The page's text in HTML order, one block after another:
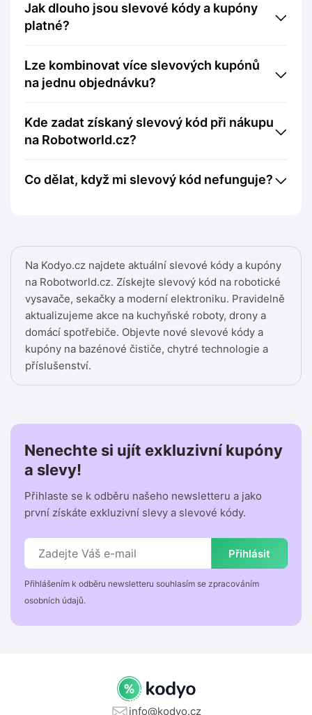
Na Kodyo.cz najdete aktuální slevové kódy a kupóny
na Robotworld.cz. Získejte slevový kód na robotické
vysavače, sekačky a moderní elektroniku. Pravidelně
aktualizujeme akce na kuchyňské roboty, drony a
domácí spotřebiče. Objevte nové slevové kódy a
kupóny na bazénové čističe, chytré technologie a
příslušenství.
Jak dlouho jsou slevové kódy a kupóny
platné?
Lze kombinovat více slevových kupónů
na jednu objednávku?
Kde zadat získaný slevový kód při nákupu
na Robotworld.cz?
Co dělat, když mi slevový kód nefunguje?
Nenechte si ujít exkluzivní kupóny
a slevy!
Přihlaste se k odběru našeho newsletteru a jako
první získáte exkluzivní slevy a slevové kódy.
Přihlásit
Přihlášením k odběru newsletteru souhlasím se zpracováním
osobních údajů.
info@kodyo.cz